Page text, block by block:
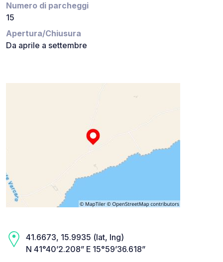
Numero di parcheggi
15
Apertura/Chiusura
Da aprile a settembre
41.6673, 15.9935 (lat, lng)
N 41°40’2.208” E 15°59’36.618”